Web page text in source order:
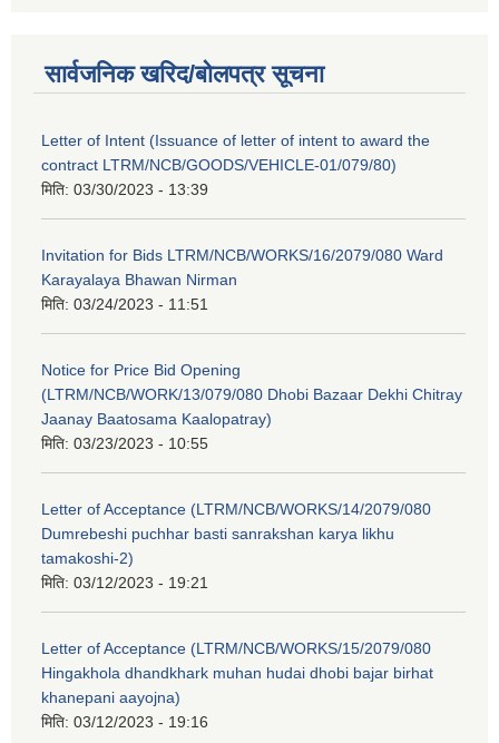
सार्वजनिक खरिद/बोलपत्र सूचना
Letter of Intent (Issuance of letter of intent to award the
contract LTRM/NCB/GOODS/VEHICLE-01/079/80)
मिति: 03/30/2023 - 13:39
Invitation for Bids LTRM/NCB/WORKS/16/2079/080 Ward
Karayalaya Bhawan Nirman
मिति: 03/24/2023 - 11:51
Notice for Price Bid Opening
(LTRM/NCB/WORK/13/079/080 Dhobi Bazaar Dekhi Chitray
Jaanay Baatosama Kaalopatray)
मिति: 03/23/2023 - 10:55
Letter of Acceptance (LTRM/NCB/WORKS/14/2079/080
Dumrebeshi puchhar basti sanrakshan karya likhu
tamakoshi-2)
मिति: 03/12/2023 - 19:21
Letter of Acceptance (LTRM/NCB/WORKS/15/2079/080
Hingakhola dhandkhark muhan hudai dhobi bajar birhat
khanepani aayojna)
मिति: 03/12/2023 - 19:16